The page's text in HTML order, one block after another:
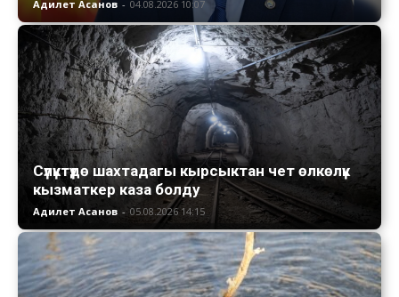
Адилет Асанов - 04.08.2026 10:07
Сүлүктүдө шахтадагы кырсыктан чет өлкөлүк
кызматкер каза болду
Адилет Асанов - 05.08.2026 14:15